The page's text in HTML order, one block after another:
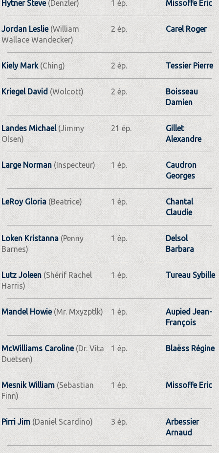
Hytner Steve(Denzler) 1 ép. Missoffe Eric
Jordan Leslie(William
Wallace Wandecker)
2 ép. Carel Roger
Kiely Mark(Ching) 2 ép. Tessier Pierre
Kriegel David (Wolcott) 2 ép.
Boisseau
Damien
Landes Michael(Jimmy
Olsen)
21 ép.
Gillet
Alexandre
Large Norman (Inspecteur) 1 ép.
Caudron
Georges
LeRoy Gloria (Beatrice) 1 ép.
Chantal
Claudie
Loken Kristanna(Penny
Barnes)
1 ép.
Delsol
Barbara
Lutz Joleen(Shérif Rachel
Harris)
1 ép. Tureau Sybille
Mandel Howie(Mr. Mxyzptlk) 1 ép.
Aupied Jean-
François
McWilliams Caroline(Dr. Vita
Duetsen)
1 ép. Blaëss Régine
Mesnik William(Sebastian
Finn)
1 ép. Missoffe Eric
Pirri Jim(Daniel Scardino) 3 ép.
Arbessier
Arnaud